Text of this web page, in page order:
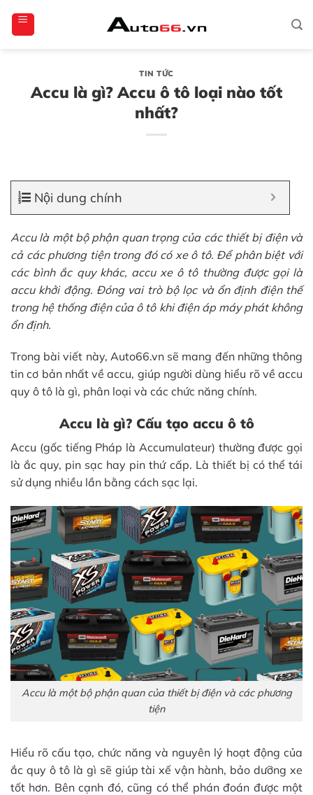
qua
TIN TỨC
Accu là gì? Accu ô tô loại nào tốt
nhất?
Nội dung chính
Accu là một bộ phận quan trọng của các thiết bị điện và
cả các phương tiện trong đó có xe ô tô. Để phân biệt với
các bình ắc quy khác, accu xe ô tô thường được gọi là
accu khởi động. Đóng vai trò bộ lọc và ổn định điện thế
trong hệ thống điện của ô tô khi điện áp máy phát không
ổn định.
Trong bài viết này, Auto66.vn sẽ mang đến những thông
tin cơ bản nhất về accu, giúp người dùng hiểu rõ về accu
quy ô tô là gì, phân loại và các chức năng chính.
Accu là gì? Cấu tạo accu ô tô
Accu (gốc tiếng Pháp là Accumulateur) thường được gọi
là ắc quy, pin sạc hay pin thứ cấp. Là thiết bị có thể tái
sử dụng nhiều lần bằng cách sạc lại.
Accu là một bộ phận quan của thiết bị điện và các phương
tiện
Hiểu rõ cấu tạo, chức năng và nguyên lý hoạt động của
ắc quy ô tô là gì sẽ giúp tài xế vận hành, bảo dưỡng xe
tốt hơn. Bên cạnh đó, cũng có thể phán đoán được một